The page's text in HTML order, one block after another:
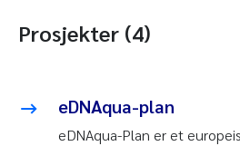
Prosjekter (4)
eDNAqua-plan
eDNAqua-Plan er et